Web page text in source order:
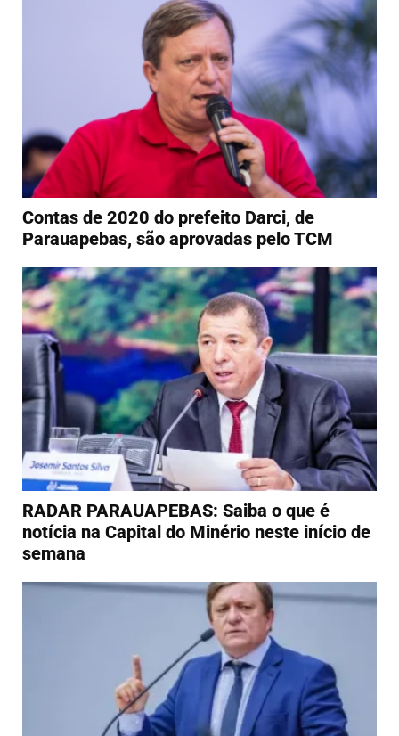
Contas de 2020 do prefeito Darci, de
Parauapebas, são aprovadas pelo TCM
RADAR PARAUAPEBAS: Saiba o que é
notícia na Capital do Minério neste início de
semana